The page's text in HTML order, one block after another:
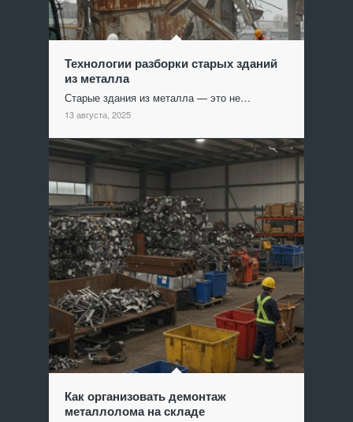
Технологии разборки старых зданий
из металла
Старые здания из металла — это не…
13 августа, 2025
Как организовать демонтаж
металлолома на складе